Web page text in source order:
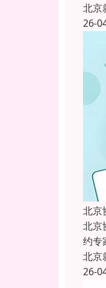
北京
26-
北京
北京
约专
北京
26-